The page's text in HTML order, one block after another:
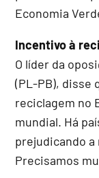
Economia
Incentivo à
O líder da
(PL-PB), disse
reciclagem no
mundial. Há
prejudicando
Precisamos